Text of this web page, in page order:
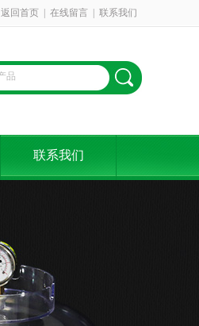
返回首页 在线留言 联系我们
联系我们